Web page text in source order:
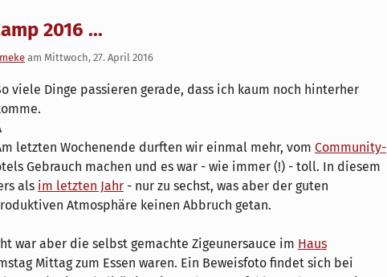
2016 ...
am Mittwoch, 27. April 2016
viele Dinge passieren gerade, dass ich kaum noch hinterher
letzten Wochenende durften wir einmal mehr, vom Community-
Gebrauch machen und es war - wie immer (!) - toll. In diesem
als im letzten Jahr - nur zu sechst, was aber der guten
Atmosphäre keinen Abbruch getan.
war aber die selbst gemachte Zigeunersauce im Haus
Mittag zum Essen waren. Ein Beweisfoto findet sich bei